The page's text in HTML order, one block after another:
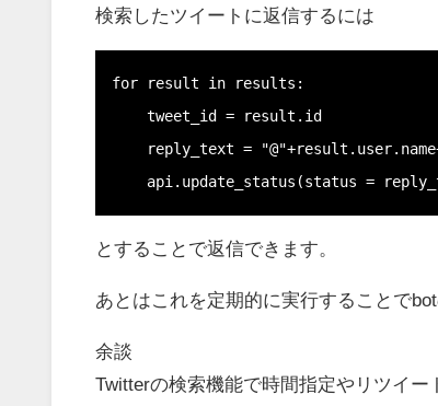
検索したツイートに返信するには
for result in results:
    tweet_id = result.id
    api.update_status(status =
とすることで返信できます。
あとはこれを定期的に実行することで
余談
Twitterの検索機能で時間指定やリツイ